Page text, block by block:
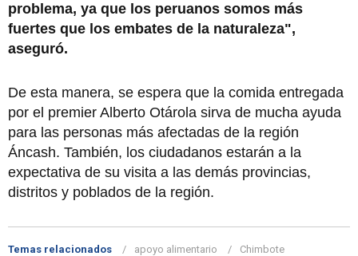
problema, ya que los peruanos somos más
fuertes que los embates de la naturaleza",
aseguró.
De esta manera, se espera que la comida entregada
por el premier Alberto Otárola sirva de mucha ayuda
para las personas más afectadas de la región
Áncash. También, los ciudadanos estarán a la
expectativa de su visita a las demás provincias,
distritos y poblados de la región.
Temas relacionados apoyo alimentario
Chimbote